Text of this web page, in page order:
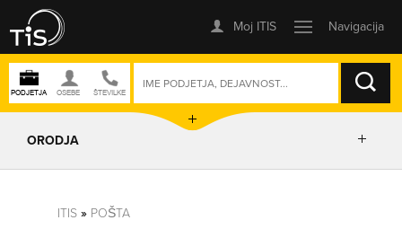
ISKANJE
ORODJA
ITIS » POŠTA